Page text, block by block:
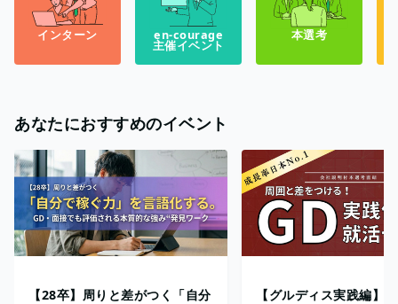
インターン en-courage
主催イベント
本選考
あなたにおすすめのイベント
【28卒】周りと差がつく「自分
【グルディス実践編】